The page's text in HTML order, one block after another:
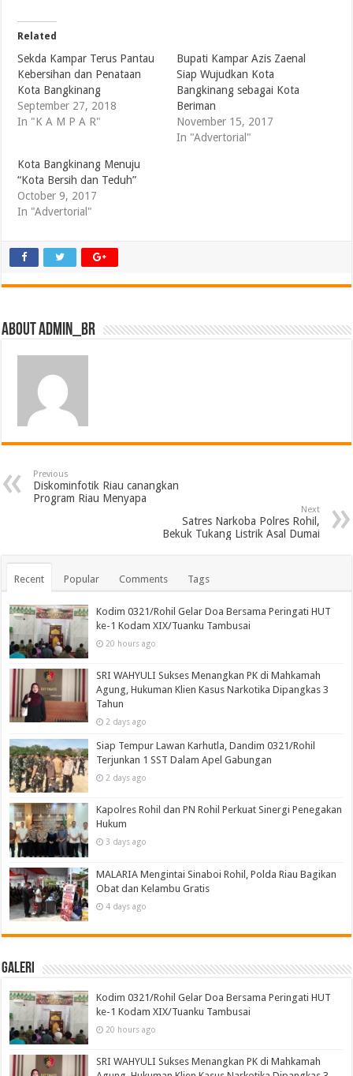
Related
Sekda Kampar Terus Pantau
Kebersihan dan Penataan
Kota Bangkinang
September 27, 2018
In "K A M P A R"
Bupati Kampar Azis Zaenal
Siap Wujudkan Kota
Bangkinang sebagai Kota
Beriman
November 15, 2017
In "Advertorial"
Kota Bangkinang Menuju
“Kota Bersih dan Teduh”
October 9, 2017
In "Advertorial"
About admin_br
Previous
Diskominfotik Riau canangkan
Program Riau Menyapa
Next
Satres Narkoba Polres Rohil,
Bekuk Tukang Listrik Asal Dumai
Recent Popular Comments Tags
Kodim 0321/Rohil Gelar Doa Bersama Peringati HUT
ke-1 Kodam XIX/Tuanku Tambusai
20 hours ago
SRI WAHYULI Sukses Menangkan PK di Mahkamah
Agung, Hukuman Klien Kasus Narkotika Dipangkas 3
Tahun
2 days ago
Siap Tempur Lawan Karhutla, Dandim 0321/Rohil
Terjunkan 1 SST Dalam Apel Gabungan
2 days ago
Kapolres Rohil dan PN Rohil Perkuat Sinergi Penegakan
Hukum
3 days ago
MALARIA Mengintai Sinaboi Rohil, Polda Riau Bagikan
Obat dan Kelambu Gratis
4 days ago
Galeri
Kodim 0321/Rohil Gelar Doa Bersama Peringati HUT
ke-1 Kodam XIX/Tuanku Tambusai
20 hours ago
SRI WAHYULI Sukses Menangkan PK di Mahkamah